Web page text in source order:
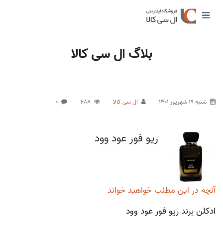
بلاگ ال سی کالا
شنبه 19 شهریور 1401 ال سی کالا 488
0
ریو فور عود وود
آنچه در این مطلب خواهید خواند
ادکلن برند ریو فور عود وود